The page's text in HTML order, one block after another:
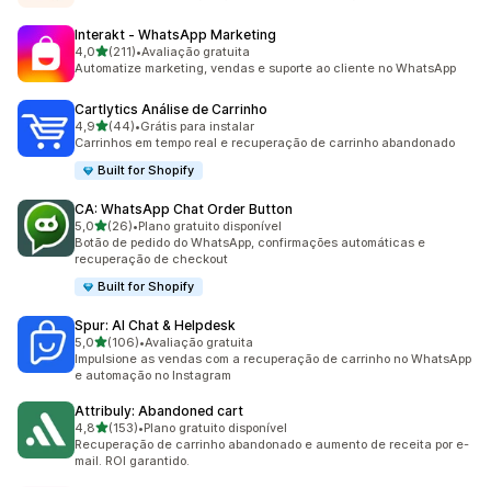
Interakt ‑ WhatsApp Marketing
4,0de 5 estrelas
(211)
211 avaliações ao todo
•Avaliação gratuita
Automatize marketing, vendas e suporte ao cliente no WhatsApp
Cartlytics Análise de Carrinho
4,9de 5 estrelas
(44)
44 avaliações ao todo
•Grátis para instalar
Carrinhos em tempo real e recuperação de carrinho abandonado
Built for Shopify
CA: WhatsApp Chat Order Button
5,0de 5 estrelas
(26)
26 avaliações ao todo
•Plano gratuito disponível
Botão de pedido do WhatsApp, confirmações automáticas e
recuperação de checkout
Built for Shopify
Spur: AI Chat & Helpdesk
5,0de 5 estrelas
(106)
106 avaliações ao todo
•Avaliação gratuita
Impulsione as vendas com a recuperação de carrinho no WhatsApp
e automação no Instagram
Attribuly: Abandoned cart
4,8de 5 estrelas
(153)
153 avaliações ao todo
•Plano gratuito disponível
Recuperação de carrinho abandonado e aumento de receita por e-
mail. ROI garantido.